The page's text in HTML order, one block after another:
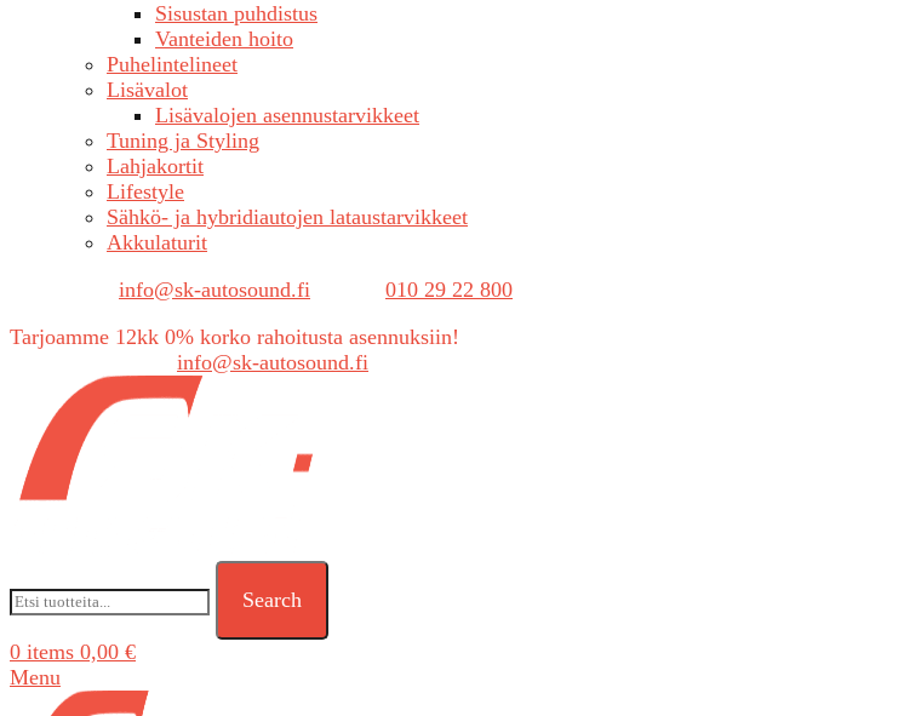
Sisustan puhdistus
Vanteiden hoito
Puhelintelineet
Lisävalot
Lisävalojen asennustarvikkeet
Tuning ja Styling
Lahjakortit
Lifestyle
Sähkö- ja hybridiautojen lataustarvikkeet
Akkulaturit
info@sk-autosound.fi
010 29 22 800
Tarjoamme 12kk 0% korko rahoitusta asennuksiin!
info@sk-autosound.fi
Search
0 items 0,00 €
Menu